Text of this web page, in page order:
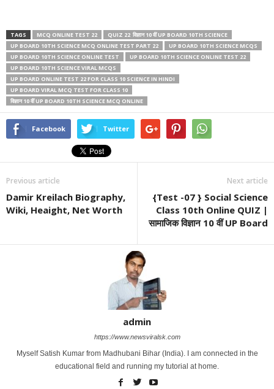
TAGS MCQ ONLINE TEST 22
QUIZ 22 विज्ञान 10 वीं UP BOARD 10TH SCIENCE
UP BOARD 10TH SCIENCE MCQ ONLINE TEST PART 22
UP BOARD 10TH SCIENCE MCQS
UP BOARD 10TH SCIENCE ONLINE TEST
UP BOARD 10TH SCIENCE ONLINE TEST 22
UP BOARD 10TH SCIENCE VIRAL MCQS
UP BOARD ONLINE TEST 22 FOR CLASS 10 SCIENCE IN HINDI
UP BOARD VIRAL MCQ TEST FOR CLASS 10
विज्ञान 10 वीं UP BOARD 10TH SCIENCE MCQ ONLINE
Facebook Twitter
Previous article
Damir Kreilach Biography,
Wiki, Heaight, Net Worth
Next article
{Test -07 } Social Science
Class 10th Online QUIZ |
सामाजिक विज्ञान 10 वीं UP Board
admin
https://www.newsviralsk.com
Myself Satish Kumar from Madhubani Bihar (India). I am connected in the
educational field and running my tutorial at home.